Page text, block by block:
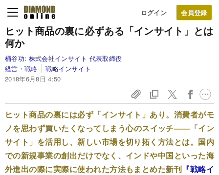
ログイン
ヒット商品の裏に必ずある「インサイト」とは
何か
桶谷功: 株式会社インサイト 代表取締役
経営・戦略
戦略インサイト
2018年6月8日 4:50
ヒット商品の裏には必ず「インサイト」あり。消費者がモ
ノを思わず買いたくなってしまう心のスイッチ――「イン
サイト」を活用し、新しい市場を切り拓く方法とは。国内
での新規事業の創出だけでなく、インドや中国といった海
外進出の際に実際に使われた方法もまとめた新刊 『戦略イ